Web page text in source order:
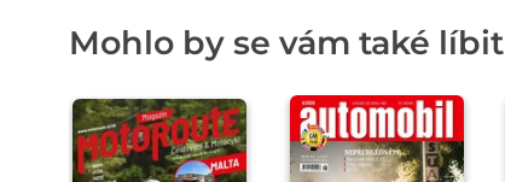
Mohlo by se vám také líbit